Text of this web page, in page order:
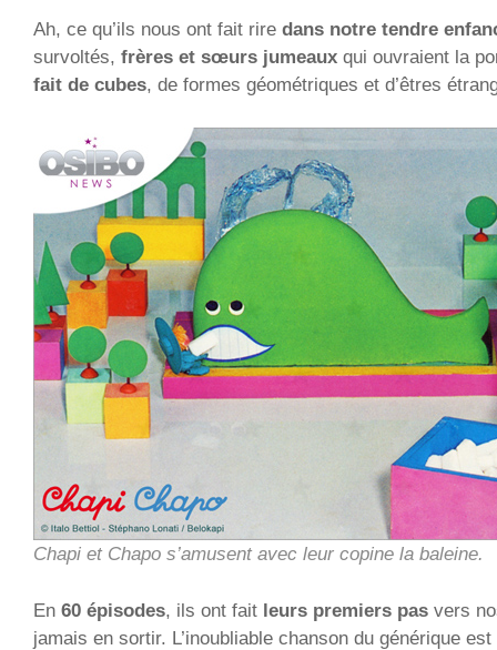
Ah, ce qu’ils nous ont fait rire dans notre tendre
survoltés, frères et sœurs jumeaux qui ouvraient la
fait de cubes, de formes géométriques et d’êtres
Chapi et Chapo s’amusent avec leur copine la baleine.
En 60 épisodes, ils ont fait leurs premiers pas vers
jamais en sortir. L’inoubliable chanson du générique